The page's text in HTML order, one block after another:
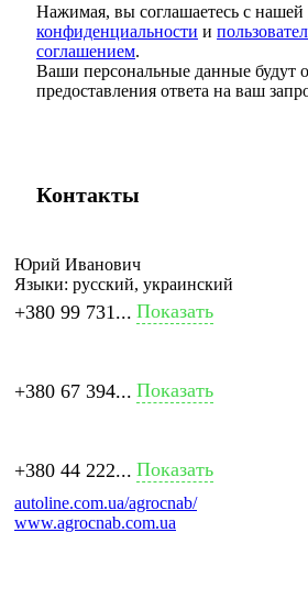
Нажимая, вы соглашаетесь с нашей
конфиденциальности и
соглашением.
Ваши персональные данные будут
предоставления ответа на ваш
Контакты
Юрий Иванович
Языки: русский, украинский
+380 99 731... Показать
+380 67 394... Показать
+380 44 222... Показать
autoline.com.ua/agrocnab/
www.agrocnab.com.ua